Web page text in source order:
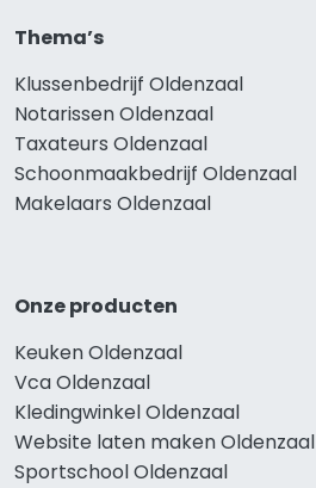
Thema’s
Klussenbedrijf Oldenzaal
Notarissen Oldenzaal
Taxateurs Oldenzaal
Schoonmaakbedrijf Oldenzaal
Makelaars Oldenzaal
Onze producten
Keuken Oldenzaal
Vca Oldenzaal
Kledingwinkel Oldenzaal
Website laten maken Oldenzaal
Sportschool Oldenzaal